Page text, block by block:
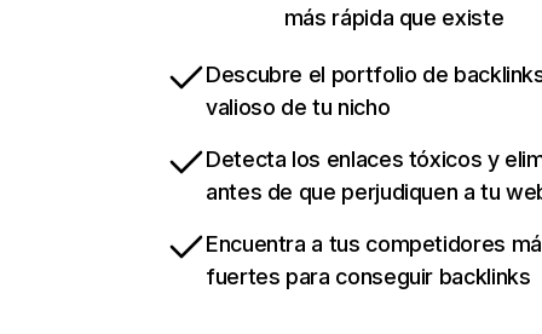
más rápida que existe
Descubre el portfolio de
valioso de tu nicho
Detecta los enlaces tóxicos y
antes de que perjudiquen a tu
Encuentra a tus competidores
fuertes para conseguir backlinks